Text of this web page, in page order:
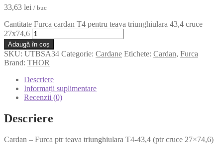
33,63 lei / buc
Cantitate Furca cardan T4 pentru teava triunghiulara 43,4 cruce
27x74,6
Adaugă în coș
SKU: UTBSA34 Categorie: Cardane Etichete: Cardan, Furca
Brand: THOR
Descriere
Informații suplimentare
Recenzii (0)
Descriere
Cardan – Furca ptr teava triunghiulara T4-43,4 (ptr cruce 27×74,6)